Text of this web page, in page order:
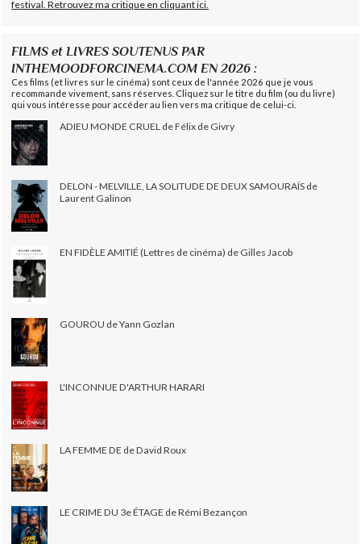
festival. Retrouvez ma critique en cliquant ici.
FILMS et LIVRES SOUTENUS PAR
INTHEMOODFORCINEMA.COM EN 2026 :
Ces films (et livres sur le cinéma) sont ceux de l'année 2026 que je vous
recommande vivement, sans réserves. Cliquez sur le titre du film (ou du livre)
qui vous intéresse pour accéder au lien vers ma critique de celui-ci.
ADIEU MONDE CRUEL de Félix de Givry
DELON - MELVILLE, LA SOLITUDE DE DEUX SAMOURAÏS de
Laurent Galinon
EN FIDÈLE AMITIÉ (Lettres de cinéma) de Gilles Jacob
GOUROU de Yann Gozlan
L'INCONNUE D'ARTHUR HARARI
LA FEMME DE de David Roux
LE CRIME DU 3e ÉTAGE de Rémi Bezançon